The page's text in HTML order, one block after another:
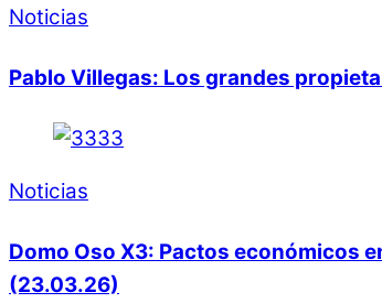
Noticias
Pablo Villegas: Los grandes
Noticias
Domo Oso X3: Pactos económicos
(23.03.26)